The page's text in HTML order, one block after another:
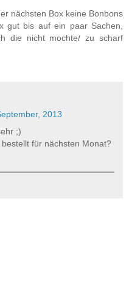
nächsten Box keine Bonbons
gut bis auf ein paar Sachen,
die nicht mochte/ zu scharf
2013
;)
für nächsten Monat?